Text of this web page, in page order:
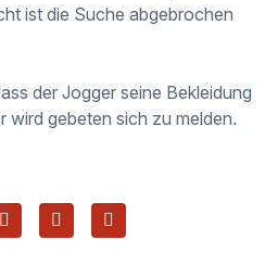
ist die Suche abgebrochen
der Jogger seine Bekleidung
wird gebeten sich zu melden.